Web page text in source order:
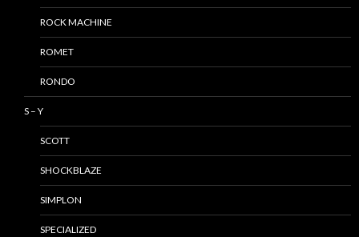
ROCK MACHINE
ROMET
RONDO
S – Y
SCOTT
SHOCKBLAZE
SIMPLON
SPECIALIZED